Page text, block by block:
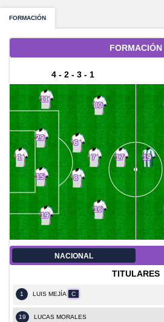
FORMACIÓN
FORMACIÓN
4 - 2 - 3 - 1
1
11
29
15
19
6
8
80
7
16
17 19
NACIONAL
TITULARES
1 LUIS MEJÍA C
19 LUCAS MORALES